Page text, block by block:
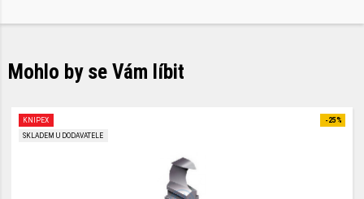
Mohlo by se Vám líbit
SKLADEM U DODAVATELE
KNIPEX -25%